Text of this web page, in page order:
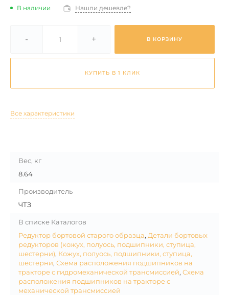
В наличии Нашли дешевле?
- + В КОРЗИНУ
КУПИТЬ В 1 КЛИК
Все характеристики
Вес, кг
8.64
Производитель
ЧТЗ
В списке Каталогов
Редуктор бортовой старого образца, Детали бортовых
редукторов (кожух, полуось, подшипники, ступица,
шестерни), Кожух, полуось, подшипники, ступица,
шестерни, Схема расположения подшипников на
тракторе с гидромеханической трансмиссией, Схема
расположения подшипников на тракторе с
механической трансмиссией